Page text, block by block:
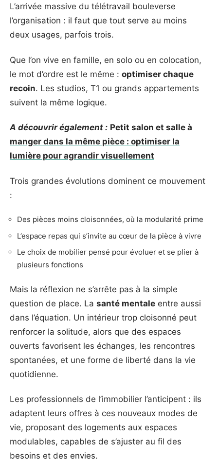
L’arrivée massive du télétravail bouleverse
l’organisation : il faut que tout serve au moins
deux usages, parfois trois.
Que l’on vive en famille, en solo ou en colocation,
le mot d’ordre est le même : optimiser chaque
recoin. Les studios, T1 ou grands appartements
suivent la même logique.
A découvrir également : Petit salon et salle à
manger dans la même pièce : optimiser la
lumière pour agrandir visuellement
Trois grandes évolutions dominent ce mouvement
:
Des pièces moins cloisonnées, où la modularité prime
L’espace repas qui s’invite au cœur de la pièce à vivre
Le choix de mobilier pensé pour évoluer et se plier à
plusieurs fonctions
Mais la réflexion ne s’arrête pas à la simple
question de place. La santé mentale entre aussi
dans l’équation. Un intérieur trop cloisonné peut
renforcer la solitude, alors que des espaces
ouverts favorisent les échanges, les rencontres
spontanées, et une forme de liberté dans la vie
quotidienne.
Les professionnels de l’immobilier l’anticipent : ils
adaptent leurs offres à ces nouveaux modes de
vie, proposant des logements aux espaces
modulables, capables de s’ajuster au fil des
besoins et des envies.